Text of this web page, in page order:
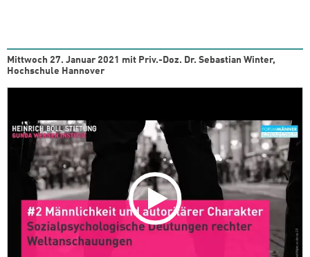
Mittwoch 27. Januar 2021 mit Priv.-Doz. Dr. Sebastian Winter,
Hochschule Hannover